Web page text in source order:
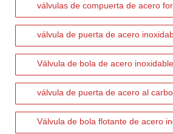
Mecanismo de separación de flujo en filtros de cesta
En los sistemas de tuberías
válvulas de compuerta de acero
válvula de puerta de acero
Válvula de bola de acero inoxidable
válvula de puerta de acero al
Válvula de bola flotante de acero